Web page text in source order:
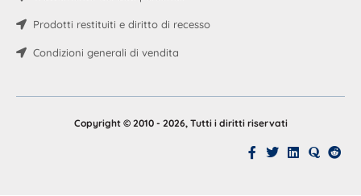
Prodotti restituiti e diritto di recesso
Condizioni generali di vendita
Copyright © 2010 - 2026, Tutti i diritti riservati